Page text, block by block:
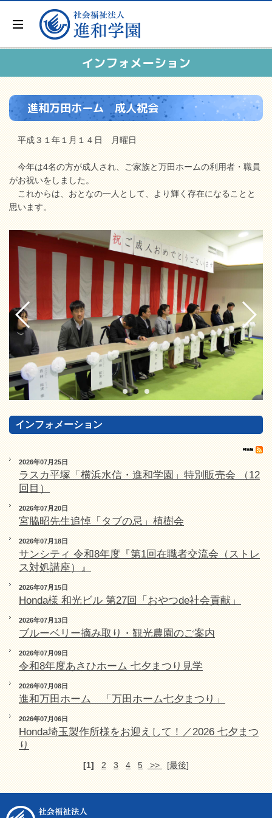
インフォメーション
進和万田ホーム 成人祝会
平成３１年１月１４日 月曜日
今年は4名の方が成人され、ご家族と万田ホームの利用者・職員
がお祝いをしました。
これからは、おとなの一人として、より輝く存在になることと
思います。
インフォメーション
2026年07月25日
ラスカ平塚「横浜水信・進和学園」特別販売会 （12
回目）
2026年07月20日
宮脇昭先生追悼「タブの忌」植樹会
2026年07月18日
サンシティ 令和8年度『第1回在職者交流会（ストレ
ス対処講座）』
2026年07月15日
Honda様 和光ビル 第27回「おやつde社会貢献」
2026年07月13日
ブルーベリー摘み取り・観光農園のご案内
2026年07月09日
令和8年度あさひホーム 七夕まつり見学
2026年07月08日
進和万田ホーム 「万田ホーム七夕まつり」
2026年07月06日
Honda埼玉製作所様をお迎えして！／2026 七夕まつ
り
[1] 2 3 4 5 >> [最後]